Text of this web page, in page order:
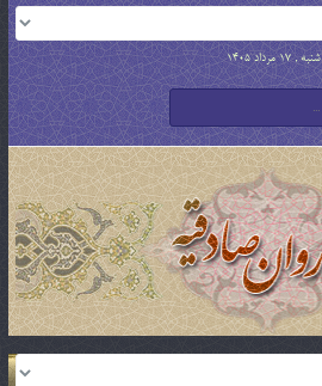
شنبه , 17 مرداد 1405